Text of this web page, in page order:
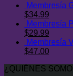
$28.00.$9.00.
Membresía
El
precio
original
era:
$400.00.
$34.99
precio
es:
$34.99.
Membresía
El
precio
original
$300.00.
$29.99
precio
actual
Membresía
El
original
$47.00El
actual
¿QUIÉNES